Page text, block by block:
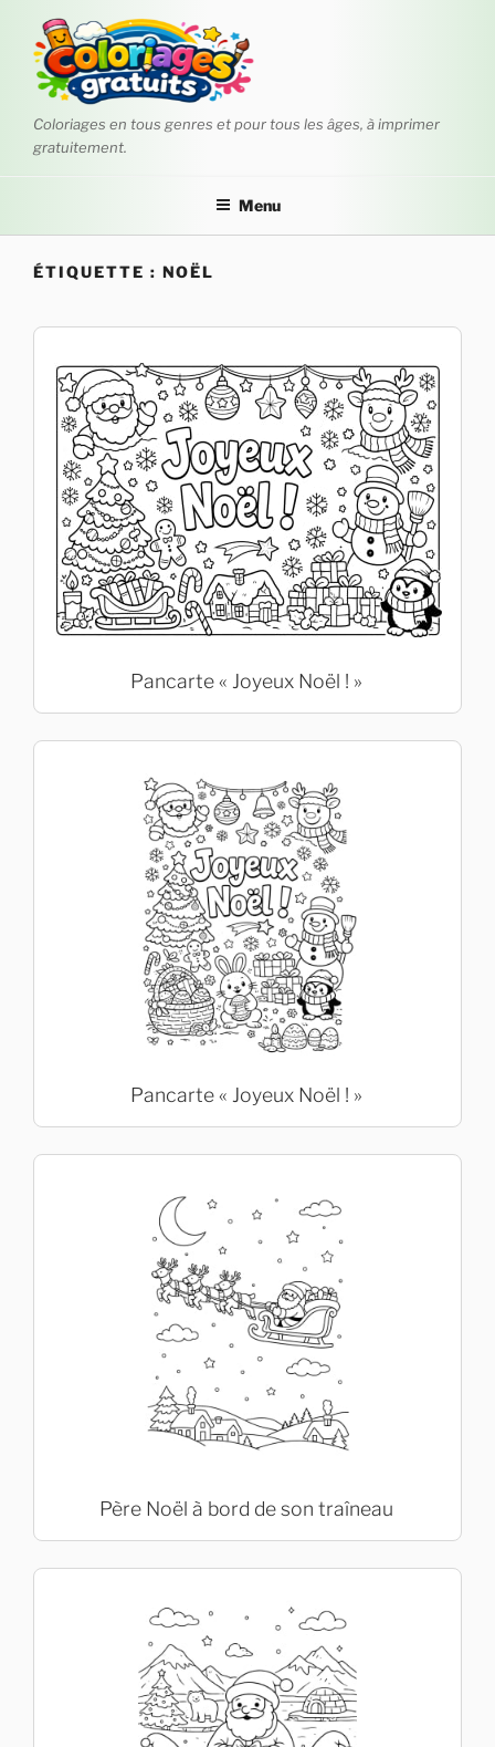
contenu
principal
Coloriages en tous genres et pour tous les âges, à imprimer
gratuitement.
Menu
ÉTIQUETTE : NOËL
Pancarte « Joyeux Noël ! »
Pancarte « Joyeux Noël ! »
Père Noël à bord de son traîneau